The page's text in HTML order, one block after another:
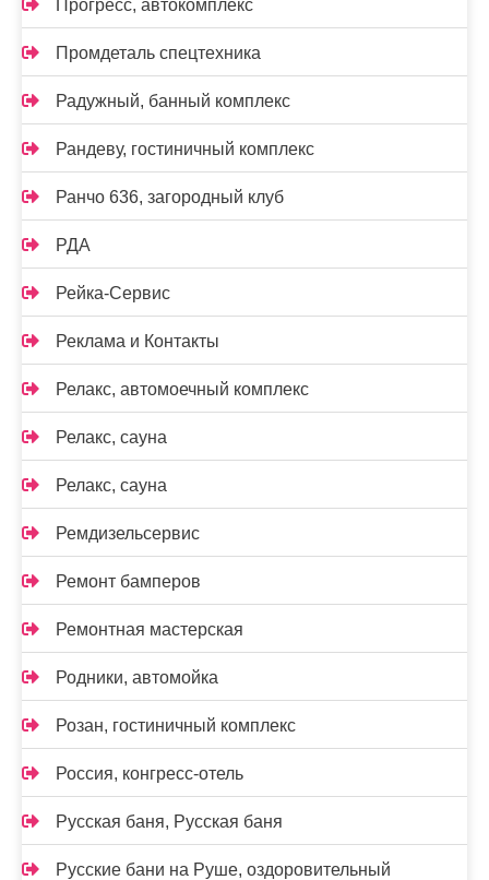
Прогресс, автокомплекс
Промдеталь спецтехника
Радужный, банный комплекс
Рандеву, гостиничный комплекс
Ранчо 636, загородный клуб
РДА
Рейка-Сервис
Реклама и Контакты
Релакс, автомоечный комплекс
Релакс, сауна
Релакс, сауна
Ремдизельсервис
Ремонт бамперов
Ремонтная мастерская
Родники, автомойка
Розан, гостиничный комплекс
Россия, конгресс-отель
Русская баня, Русская баня
Русские бани на Руше, оздоровительный